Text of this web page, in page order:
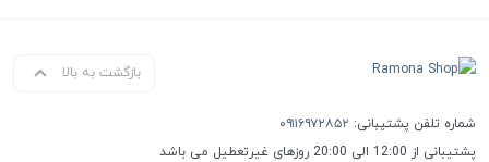
بازگشت به بالا
شماره تلفن پشتیبانی: ۰۹۱۱۶۹۷۲۸۵۲
پشتیبانی از 12:00 الی 20:00 روزهای غیرتعطیل می باشد